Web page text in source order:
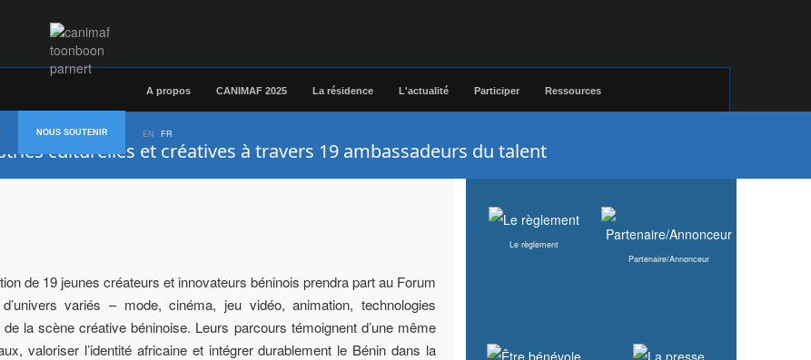
A propos CANIMAF 2025 La résidence L'actualité Participer Ressources
NOUS SOUTENIR EN FR
culturelles et créatives à travers 19 ambassadeurs du talent
de 19 jeunes créateurs et innovateurs béninois prendra part au Forum
variés – mode, cinéma, jeu vidéo, animation, technologies
la scène créative béninoise. Leurs parcours témoignent d’une même
valoriser l’identité africaine et intégrer durablement le Bénin dans la
Le règlement
Partenaire/Annonceur